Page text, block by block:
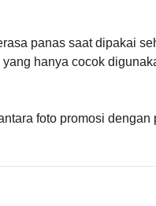
panas saat dipakai
hanya cocok
foto promosi dengan